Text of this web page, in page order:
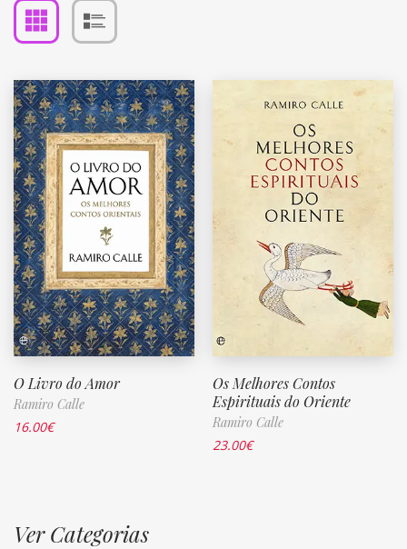
O Livro do Amor
Ramiro Calle
16.00€
Os Melhores Contos
Espirituais do Oriente
Ramiro Calle
23.00€
Ver Categorias